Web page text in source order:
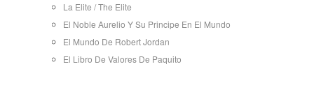
La Elite / The Elite
El Noble Aurelio Y Su Principe En El Mundo
El Mundo De Robert Jordan
El Libro De Valores De Paquito